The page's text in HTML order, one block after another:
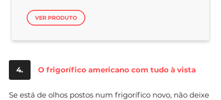
VER PRODUTO
4. O frigorífico americano com tudo à vista
Se está de olhos postos num frigorífico novo, não deixe